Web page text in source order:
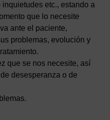
etc., estando a
que lo necesite
ante el paciente,
problemas, evolución y
que se nos necesite, así
desesperanza o de